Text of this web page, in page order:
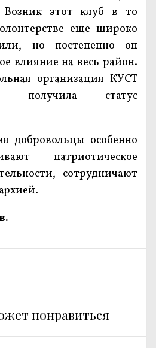
Возник этот клуб в то
еще широко
но постепенно он
влияние на весь район.
организация КУСТ
получила статус
добровольцы особенно
патриотическое
сотрудничают
понравиться